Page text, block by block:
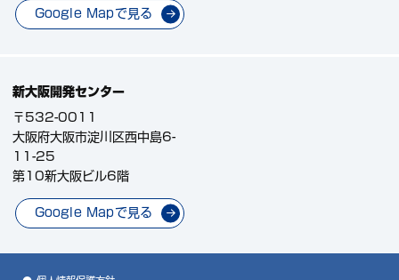
Google Mapで見る
新大阪開発センター
〒532-0011
大阪府大阪市淀川区西中島6-
11-25
第10新大阪ビル6階
Google Mapで見る